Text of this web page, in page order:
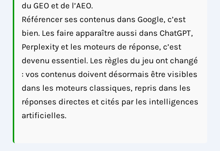
du GEO et de l’AEO.
Référencer ses contenus dans Google, c’est
bien. Les faire apparaître aussi dans ChatGPT,
Perplexity et les moteurs de réponse, c’est
devenu essentiel. Les règles du jeu ont changé
: vos contenus doivent désormais être visibles
dans les moteurs classiques, repris dans les
réponses directes et cités par les intelligences
artificielles.